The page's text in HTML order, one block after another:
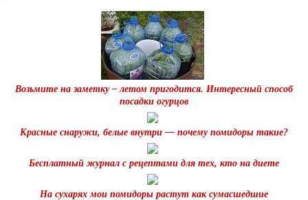
Возьмите на заметку – летом пригодится. Интересный способ
посадки огурцов
Красные снаружи, белые внутри — почему помидоры такие?
Бесплатный журнал с рецептами для тех, кто на диете
На сухарях мои помидоры растут как сумасшедшие